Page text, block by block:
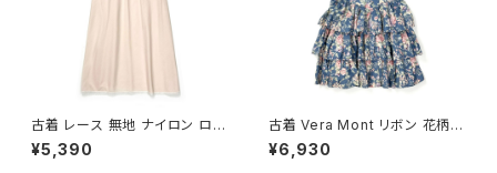
古着 レース 無地 ナイロン ロン
グ丈 キャミソール ワンピース ピ
ンク ベージュ (otu2602019)
¥5,390
古着 Vera Mont リボン 花柄
コットン100％ 膝丈 キャミソー
ル ティアード ワンピース 青 (ot
¥6,930